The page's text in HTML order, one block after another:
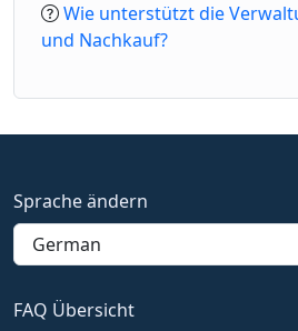
Wie unterstützt die
und Nachkauf?
Sprache ändern
FAQ Übersicht